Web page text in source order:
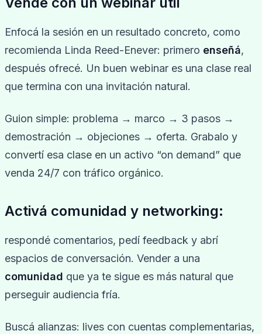
Enfocá la sesión en un resultado concreto, como
recomienda Linda Reed-Enever: primero enseñá,
después ofrecé. Un buen webinar es una clase real
que termina con una invitación natural.
Guion simple: problema → marco → 3 pasos →
demostración → objeciones → oferta. Grabalo y
convertí esa clase en un activo “on demand” que
venda 24/7 con tráfico orgánico.
Activá comunidad y networking:
respondé comentarios, pedí feedback y abrí
espacios de conversación. Vender a una
comunidad que ya te sigue es más natural que
perseguir audiencia fría.
Buscá alianzas: lives con cuentas complementarias,